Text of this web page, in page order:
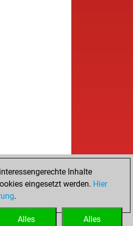
Inhalte
eingesetzt werden. Hier
.
Alles
Alles